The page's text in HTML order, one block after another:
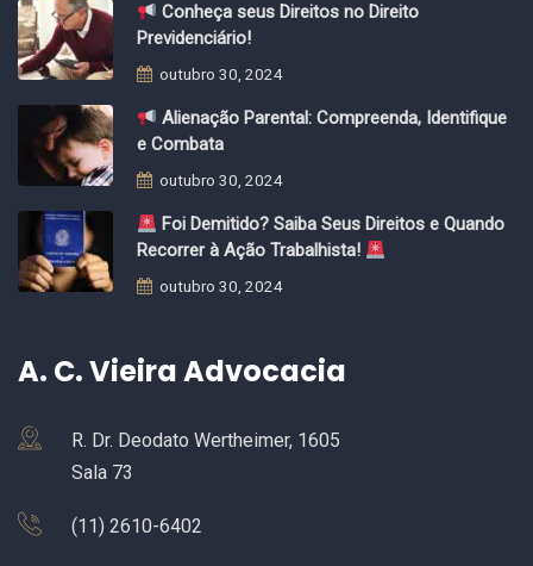
Conheça seus Direitos no Direito
Previdenciário!
outubro 30, 2024
Alienação Parental: Compreenda, Identifique
e Combata
outubro 30, 2024
Foi Demitido? Saiba Seus Direitos e Quando
Recorrer à Ação Trabalhista!
outubro 30, 2024
A. C. Vieira Advocacia
R. Dr. Deodato Wertheimer, 1605
Sala 73
(11) 2610-6402